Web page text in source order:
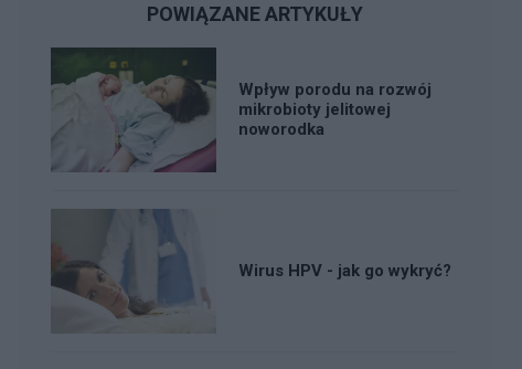
POWIĄZANE ARTYKUŁY
Wpływ porodu na rozwój
mikrobioty jelitowej
noworodka
Wirus HPV - jak go wykryć?